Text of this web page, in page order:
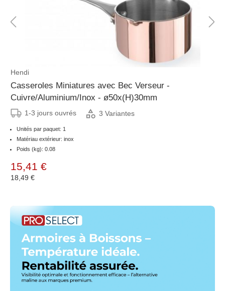
Hendi
Casseroles Miniatures avec Bec Verseur -
Cuivre/Aluminium/Inox - ø50x(H)30mm
1-3 jours ouvrés 3 Variantes
Unités par paquet: 1
Matériau extérieur: inox
Poids (kg): 0.08
15,41 €
18,49 €